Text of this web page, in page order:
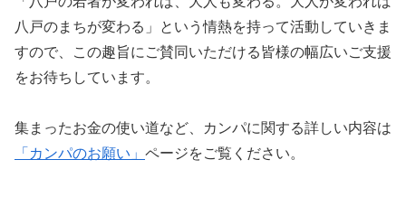
八戸のまちが変わる」という情熱を持って活動していきま
すので、この趣旨にご賛同いただける皆様の幅広いご支援
をお待ちしています。
集まったお金の使い道など、カンパに関する詳しい内容は
「カンパのお願い」 ページをご覧ください。